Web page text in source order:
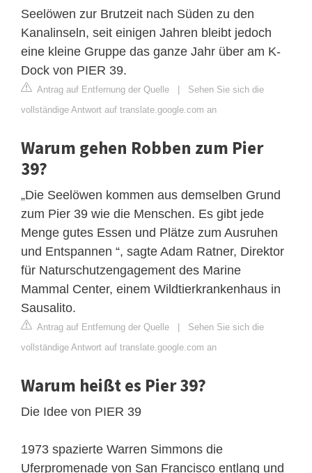
Seelöwen zur Brutzeit nach Süden zu den
Kanalinseln, seit einigen Jahren bleibt jedoch
eine kleine Gruppe das ganze Jahr über am K-
Dock von PIER 39.
Antrag auf Entfernung der Quelle | Sehen Sie sich die
vollständige Antwort auf translate.google.com an
Warum gehen Robben zum Pier
39?
„Die Seelöwen kommen aus demselben Grund
zum Pier 39 wie die Menschen. Es gibt jede
Menge gutes Essen und Plätze zum Ausruhen
und Entspannen “, sagte Adam Ratner, Direktor
für Naturschutzengagement des Marine
Mammal Center, einem Wildtierkrankenhaus in
Sausalito.
Antrag auf Entfernung der Quelle | Sehen Sie sich die
vollständige Antwort auf translate.google.com an
Warum heißt es Pier 39?
Die Idee von PIER 39
1973 spazierte Warren Simmons die
Uferpromenade von San Francisco entlang und